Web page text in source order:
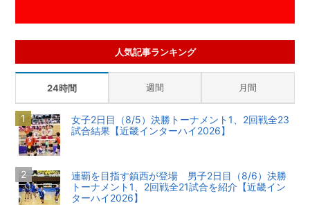
人気記事ランキング
24時間 週間 月間
女子2日目（8/5）決勝トーナメント1、2回戦全23
試合結果【近畿インターハイ2026】
連覇を目指す鎮西が登場 男子2日目（8/6）決勝
トーナメント1、2回戦全21試合を紹介【近畿イン
ターハイ2026】